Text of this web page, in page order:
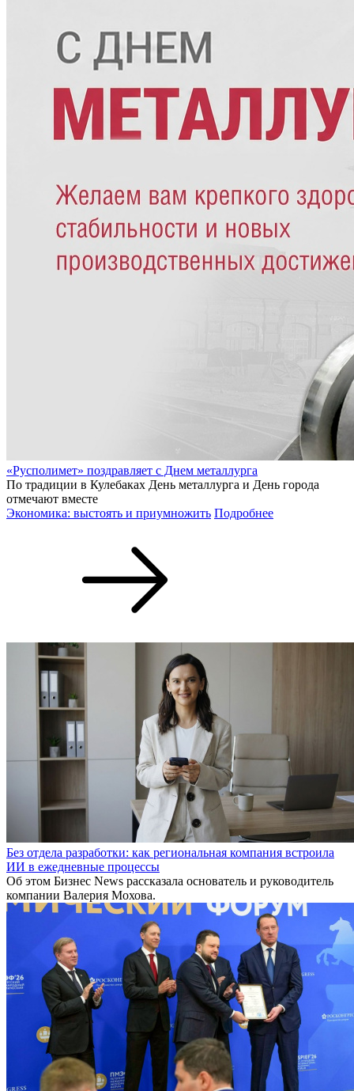
«Русполимет» поздравляет с Днем металлурга
По традиции в Кулебаках День металлурга и День города
отмечают вместе
Экономика: выстоять и приумножить Подробнее
Без отдела разработки: как региональная компания встроила
ИИ в ежедневные процессы
Об этом Бизнес News рассказала основатель и руководитель
компании Валерия Мохова.